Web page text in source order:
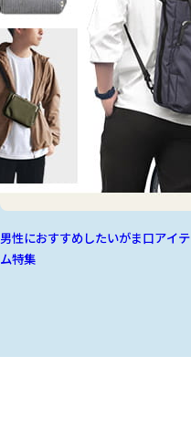
男性におすすめしたいがま口アイテ
ム特集